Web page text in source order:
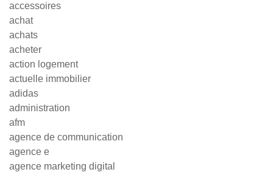
accessoires
achat
achats
acheter
action logement
actuelle immobilier
adidas
administration
afm
agence de communication
agence e
agence marketing digital